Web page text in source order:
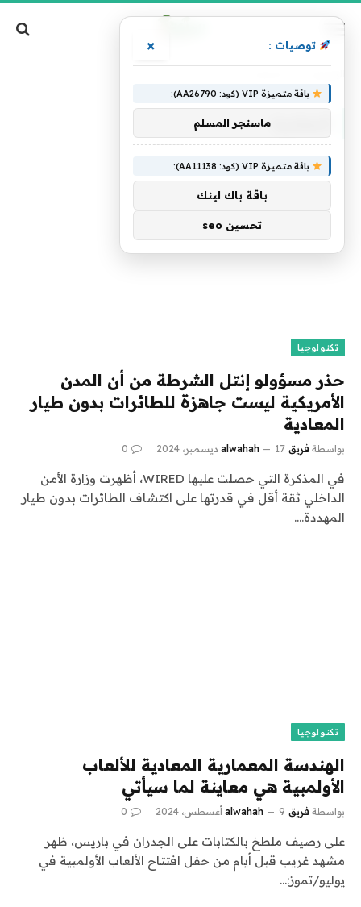
تكنولوجيا
حذر مسؤولو إنتل الشرطة من أن المدن
الأمريكية ليست جاهزة للطائرات بدون طيار
المعادية
بواسطة فريق alwahah 17 ديسمبر، 2024 0
في المذكرة التي حصلت عليها WIRED، أظهرت وزارة الأمن
الداخلي ثقة أقل في قدرتها على اكتشاف الطائرات بدون طيار
المهددة.…
تكنولوجيا
الهندسة المعمارية المعادية للألعاب
الأولمبية هي معاينة لما سيأتي
بواسطة فريق alwahah 9 أغسطس، 2024 0
على رصيف ملطخ بالكتابات على الجدران في باريس، ظهر
مشهد غريب قبل أيام من حفل افتتاح الألعاب الأولمبية في
يوليو/تموز:…
توصيات : ×
باقة متميزة VIP (كود: AA26790):
ماسنجر المسلم
باقة متميزة VIP (كود: AA11138):
باقة باك لينك
تحسين seo